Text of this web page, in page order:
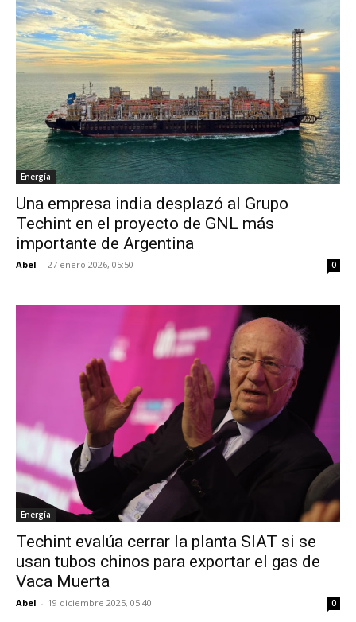
Energía
Una empresa india desplazó al Grupo
Techint en el proyecto de GNL más
importante de Argentina
Abel - 27 enero 2026, 05:50 0
Energía
Techint evalúa cerrar la planta SIAT si se
usan tubos chinos para exportar el gas de
Vaca Muerta
Abel - 19 diciembre 2025, 05:40 0